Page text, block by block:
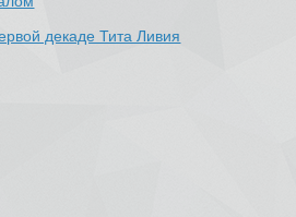
декаде Тита Ливия